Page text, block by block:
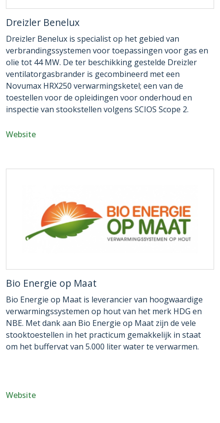
Dreizler Benelux
Dreizler Benelux is specialist op het gebied van
verbrandingssystemen voor toepassingen voor gas en
olie tot 44 MW. De ter beschikking gestelde Dreizler
ventilatorgasbrander is gecombineerd met een
Novumax HRX250 verwarmingsketel; een van de
toestellen voor de opleidingen voor onderhoud en
inspectie van stookstellen volgens SCIOS Scope 2.
Website
Bio Energie op Maat
Bio Energie op Maat is leverancier van hoogwaardige
verwarmingssystemen op hout van het merk HDG en
NBE. Met dank aan Bio Energie op Maat zijn de vele
stooktoestellen in het practicum gemakkelijk in staat
om het buffervat van 5.000 liter water te verwarmen.
Website